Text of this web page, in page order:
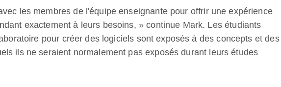
les membres de l'équipe enseignante pour offrir une expérience
exactement à leurs besoins, » continue Mark. Les étudiants
pour créer des logiciels sont exposés à des concepts et des
ils ne seraient normalement pas exposés durant leurs études